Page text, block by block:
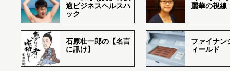
適ビジネスヘルスハ
ック
麗華の視線
石原壮一郎の【名言
に訊け】
ファイナン
ィールド